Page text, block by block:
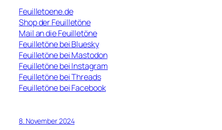
Feuilletoene.de
Shop der Feuilletöne
Mail an die Feuilletöne
Feuilletöne bei Bluesky
Feuilletöne bei Mastodon
Feuilletöne bei Instagram
Feuilletöne bei Threads
Feuilletöne bei Facebook
8. November 2024